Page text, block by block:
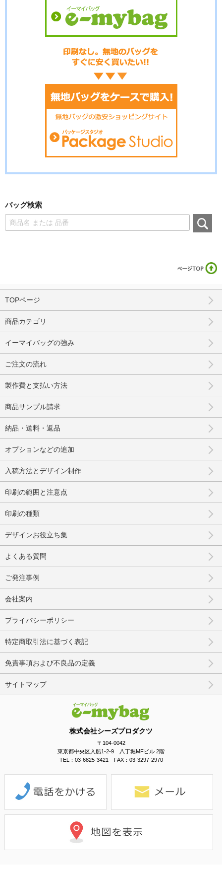
バッグ検索
株式会社シーズプロダクツ
〒104-0042
東京都中央区入船1-2-9 八丁堀MFビル 2階
TEL：03-6825-3421 FAX：03-3297-2970
TOPページ
商品カテゴリ
イーマイバッグの強み
ご注文の流れ
製作費と支払い方法
商品サンプル請求
納品・送料・返品
オプションなどの追加
入稿方法とデザイン制作
印刷の範囲と注意点
印刷の種類
デザインお役立ち集
よくある質問
ご発注事例
会社案内
プライバシーポリシー
特定商取引法に基づく表記
免責事項および不良品の定義
サイトマップ